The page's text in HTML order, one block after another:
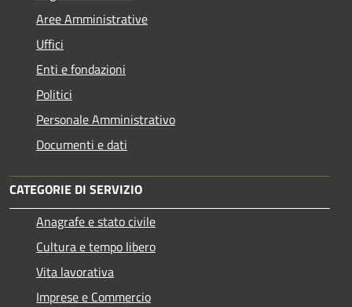
Aree Amministrative
Uffici
Enti e fondazioni
Politici
Personale Amministrativo
Documenti e dati
CATEGORIE DI SERVIZIO
Anagrafe e stato civile
Cultura e tempo libero
Vita lavorativa
Imprese e Commercio